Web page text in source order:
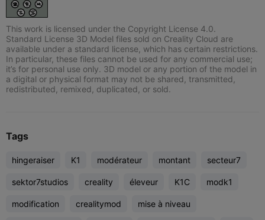
This work is licensed under the Copyright License 4.0.
Standard License 3D Model files sold on Creality Cloud are
available under a standard license, which has certain restrictions.
In particular, these files cannot be used for any commercial use;
it’s for personal use only. 3D model or any portion of the model in
a digital or physical format may not be shared, transmitted,
redistributed, remixed, duplicated, or sold.
Tags
hingeraiser K1 modérateur montant secteur7
sektor7studios creality éleveur K1C modk1
modification crealitymod mise à niveau